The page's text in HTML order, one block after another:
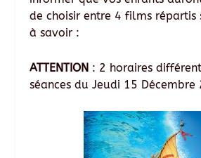
de choisir entre 4 films répartis
à savoir :
ATTENTION : 2 horaires
séances du Jeudi 15 Décembre